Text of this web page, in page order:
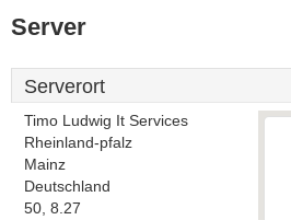
Server
Serverort
Timo Ludwig It Services
Rheinland-pfalz
Mainz
Deutschland
50, 8.27